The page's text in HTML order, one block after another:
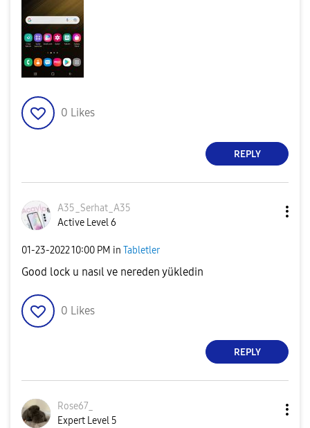
0 Likes
REPLY
A35_Serhat_A35
Active Level 6
‎01-23-202210:00 PM in Tabletler
Good lock u nasıl ve nereden yükledin
0 Likes
REPLY
Rose67_
Expert Level 5